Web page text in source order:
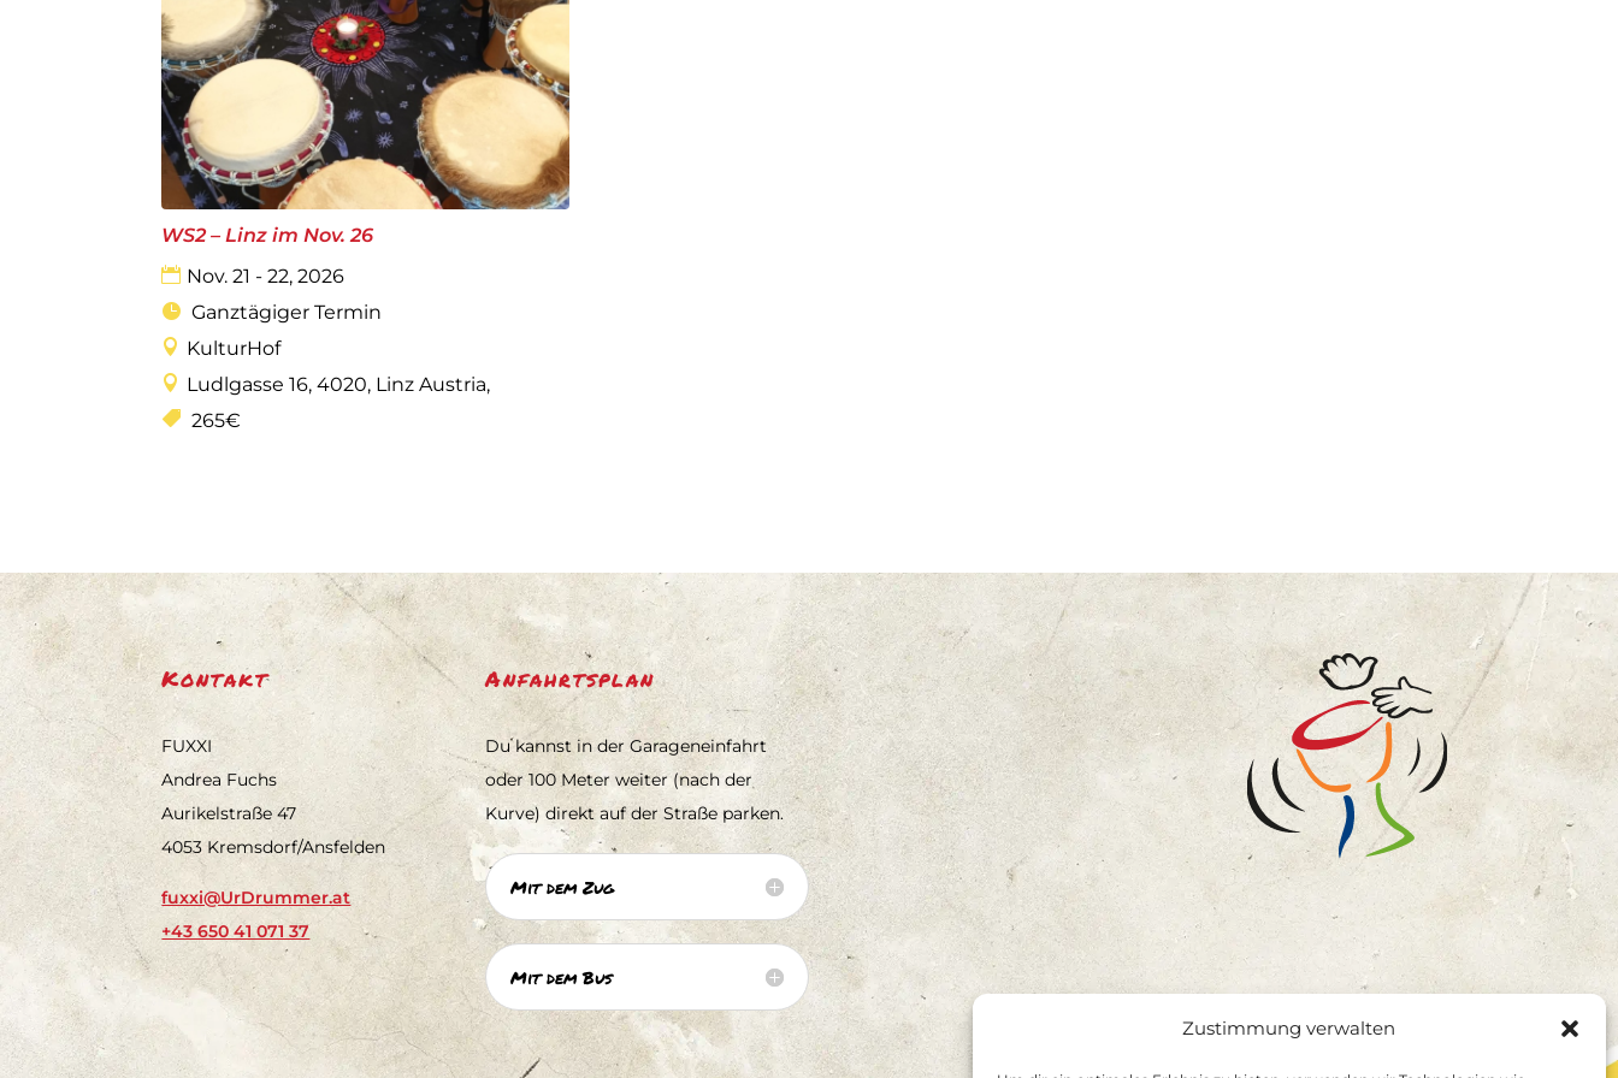
Zustimmung verwalten
WS2 – Linz im Nov. 26
Nov. 21 - 22, 2026
Ganztägiger Termin
KulturHof
Ludlgasse 16, 4020, Linz Austria,
265€
Kontakt
FUXXI
Andrea Fuchs
Aurikelstraße 47
4053 Kremsdorf/Ansfelden
fuxxi@UrDrummer.at
+43 650 41 071 37
Anfahrtsplan
Du kannst in der Garageneinfahrt
oder 100 Meter weiter (nach der
Kurve) direkt auf der Straße parken.
Mit dem Zug
Mit dem Bus